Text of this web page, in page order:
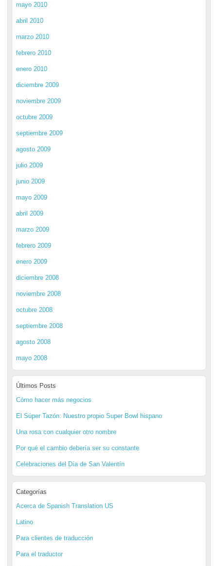
mayo 2010
abril 2010
marzo 2010
febrero 2010
enero 2010
diciembre 2009
noviembre 2009
octubre 2009
septiembre 2009
agosto 2009
julio 2009
junio 2009
mayo 2009
abril 2009
marzo 2009
febrero 2009
enero 2009
diciembre 2008
noviembre 2008
octubre 2008
septiembre 2008
agosto 2008
mayo 2008
Últimos Posts
Cómo hacer más negocios
El Súper Tazón: Nuestro propio Super Bowl hispano
Una rosa con cualquier otro nombre
Por qué el cambio debería ser su constante
Celebraciones del Día de San Valentín
Categorías
Acerca de Spanish Translation US
Latino
Para clientes de traducción
Para el traductor